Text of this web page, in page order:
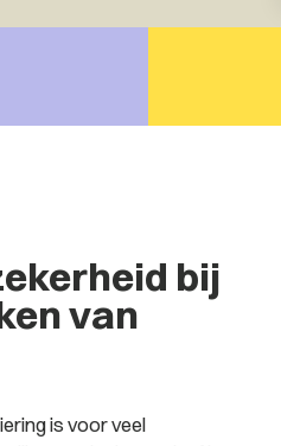
bij
van
is voor veel